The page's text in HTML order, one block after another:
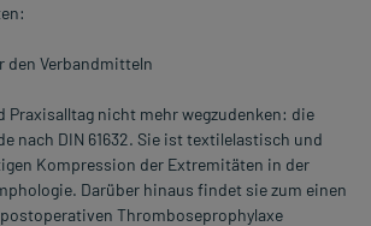
den Verbandmitteln
Praxisalltag nicht mehr wegzudenken: die
nach DIN 61632. Sie ist textilelastisch und
Kompression der Extremitäten in der
Darüber hinaus findet sie zum einen
Thromboseprophylaxe